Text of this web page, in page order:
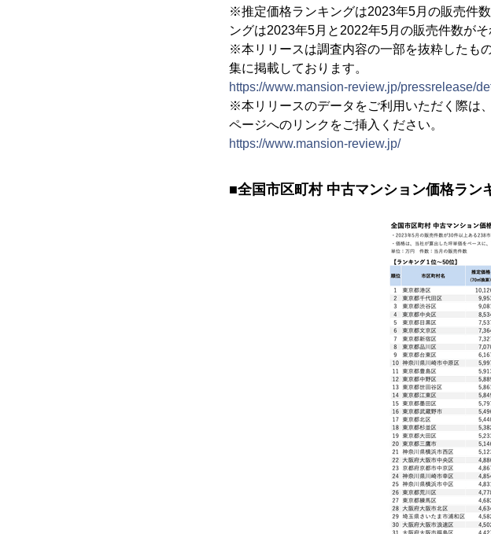
※推定価格ランキングは2023年5月の販売件
ングは2023年5月と2022年5月の販売件数が
※本リリースは調査内容の一部を抜粋したも
集に掲載しております。
https://www.mansion-review.jp/pressrelease/
※本リリースのデータをご利用いただく際は
ページへのリンクをご挿入ください。
https://www.mansion-review.jp/
■全国市区町村 中古マンション価格ラン